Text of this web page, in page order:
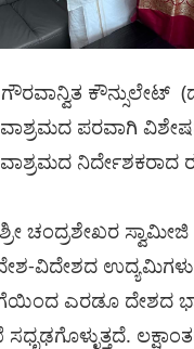
ಕೌನ್ಸುಲೇಟ್
ಪರವಾಗಿ
ಚಂದ್ರಶೇಖರ
ವಿದೇಶದ
ಎರಡೂ ದೇಶದ